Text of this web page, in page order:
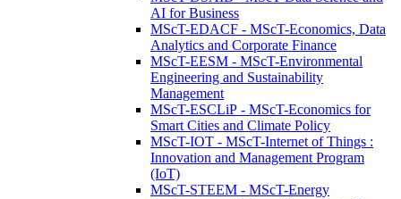
AI for Business
MScT-EDACF - MScT-Economics, Data
Analytics and Corporate Finance
MScT-EESM - MScT-Environmental
Engineering and Sustainability
Management
MScT-ESCLiP - MScT-Economics for
Smart Cities and Climate Policy
MScT-IOT - MScT-Internet of Things :
Innovation and Management Program
(IoT)
MScT-STEEM - MScT-Energy